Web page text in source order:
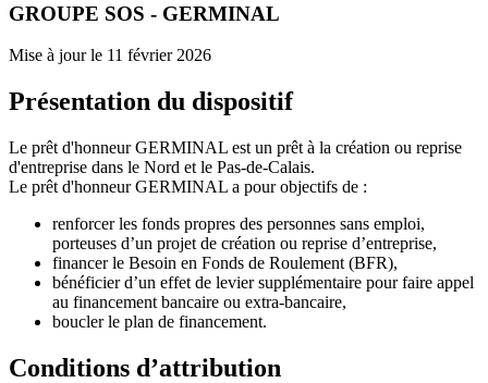
GROUPE SOS - GERMINAL
Mise à jour le 11 février 2026
Présentation du dispositif
Le prêt d'honneur GERMINAL est un prêt à la création ou reprise
d'entreprise dans le Nord et le Pas-de-Calais.
Le prêt d'honneur GERMINAL a pour objectifs de :
renforcer les fonds propres des personnes sans emploi,
porteuses d’un projet de création ou reprise d’entreprise,
financer le Besoin en Fonds de Roulement (BFR),
bénéficier d’un effet de levier supplémentaire pour faire appel
au financement bancaire ou extra-bancaire,
boucler le plan de financement.
Conditions d’attribution